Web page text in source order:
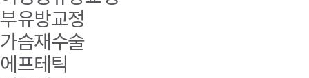
부유방교정
가슴재수술
에프테틱